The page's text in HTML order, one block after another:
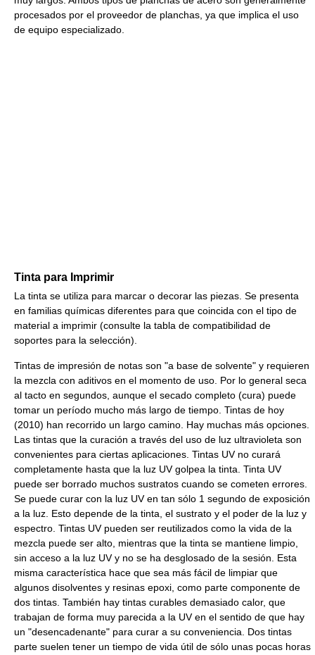
procesados por el proveedor de planchas, ya que implica el uso
de equipo especializado.
Tinta para Imprimir
La tinta se utiliza para marcar o decorar las piezas. Se presenta
en familias químicas diferentes para que coincida con el tipo de
material a imprimir (consulte la tabla de compatibilidad de
soportes para la selección).
Tintas de impresión de notas son "a base de solvente" y requieren
la mezcla con aditivos en el momento de uso. Por lo general seca
al tacto en segundos, aunque el secado completo (cura) puede
tomar un período mucho más largo de tiempo. Tintas de hoy
(2010) han recorrido un largo camino. Hay muchas más opciones.
Las tintas que la curación a través del uso de luz ultravioleta son
convenientes para ciertas aplicaciones. Tintas UV no curará
completamente hasta que la luz UV golpea la tinta. Tinta UV
puede ser borrado muchos sustratos cuando se cometen errores.
Se puede curar con la luz UV en tan sólo 1 segundo de exposición
a la luz. Esto depende de la tinta, el sustrato y el poder de la luz y
espectro. Tintas UV pueden ser reutilizados como la vida de la
mezcla puede ser alto, mientras que la tinta se mantiene limpio,
sin acceso a la luz UV y no se ha desglosado de la sesión. Esta
misma característica hace que sea más fácil de limpiar que
algunos disolventes y resinas epoxi, como parte componente de
dos tintas. También hay tintas curables demasiado calor, que
trabajan de forma muy parecida a la UV en el sentido de que hay
un "desencadenante" para curar a su conveniencia. Dos tintas
parte suelen tener un tiempo de vida útil de sólo unas pocas horas